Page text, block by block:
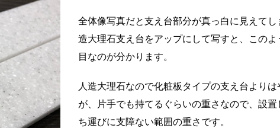
全体像写真だと支え台部分が真っ白に見えてし
造大理石支え台をアップにして写すと、この
目なのが分かります。
人造大理石なので化粧板タイプの支え台より
が、片手でも持てるぐらいの重さなので、設
ち運びに支障ない範囲の重さです。